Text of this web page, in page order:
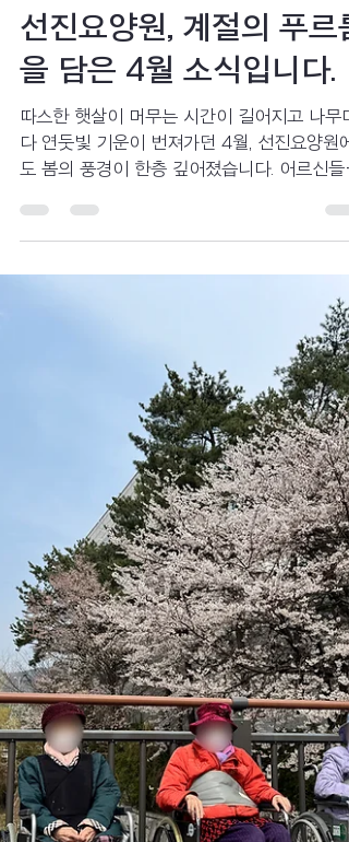
선진요양원
5월 1일
1분 분량
선진요양원, 계절의 푸르
따스한 햇살이 머무는 시간이 길어지고 나무마
다 연둣빛 기운이 번져가던 4월, 선진요양원에
도 봄의 풍경이 한층 깊어졌습니다. 어르신들
서는 실내 활동뿐만 아니라 새롭게 시작한 산
시간을 통해 바깥 공기와 계절의 변화를 가까
느끼며 하루를 보내셨습니다. 천천히 걸으며
변을 둘러보고, 꽃과 나무를 바라보는 짧은 시
속에서도 자연스럽게 이야기가 오갔습니다. 익
숙한 공간을 벗어나 마주한 봄의 모습은 어르
들의 일상에 작은 즐거움과 새로운 활력을 더
주었습니다. 이번 소식지에는 산책과 다양한
동을 통해 채워진 4월의 순간들을 담았습니다.
어르신들의 편안한 미소와 계절을 함께 느낀
간을 보호자님께도 따뜻하게 전해드리고자 합
다.